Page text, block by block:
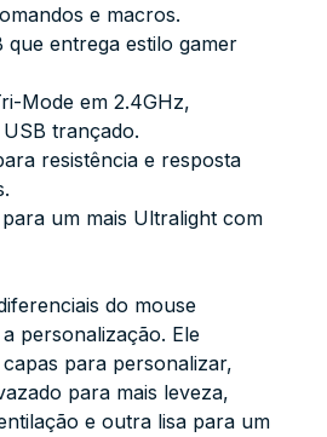
e macros.
que entrega estilo gamer
Mode em 2.4GHz,
trançado.
resistência e resposta
para um mais Ultralight com
do mouse
personalização. Ele
para personalizar,
para mais leveza,
e outra lisa para um